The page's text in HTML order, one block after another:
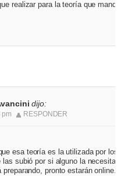
realizar para la teoría que
dijo:
pm RESPONDER
esa teoría es la utilizada por los
subió por si alguno la
pronto estarán online.